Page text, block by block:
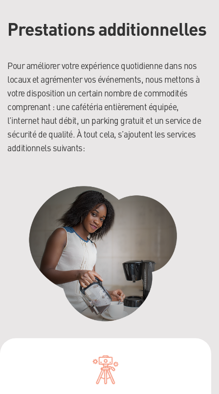
Prestations additionnelles
Pour améliorer votre expérience quotidienne dans nos
locaux et agrémenter vos événements, nous mettons à
votre disposition un certain nombre de commodités
comprenant : une cafétéria entièrement équipée,
l’internet haut débit, un parking gratuit et un service de
sécurité de qualité. À tout cela, s’ajoutent les services
additionnels suivants: